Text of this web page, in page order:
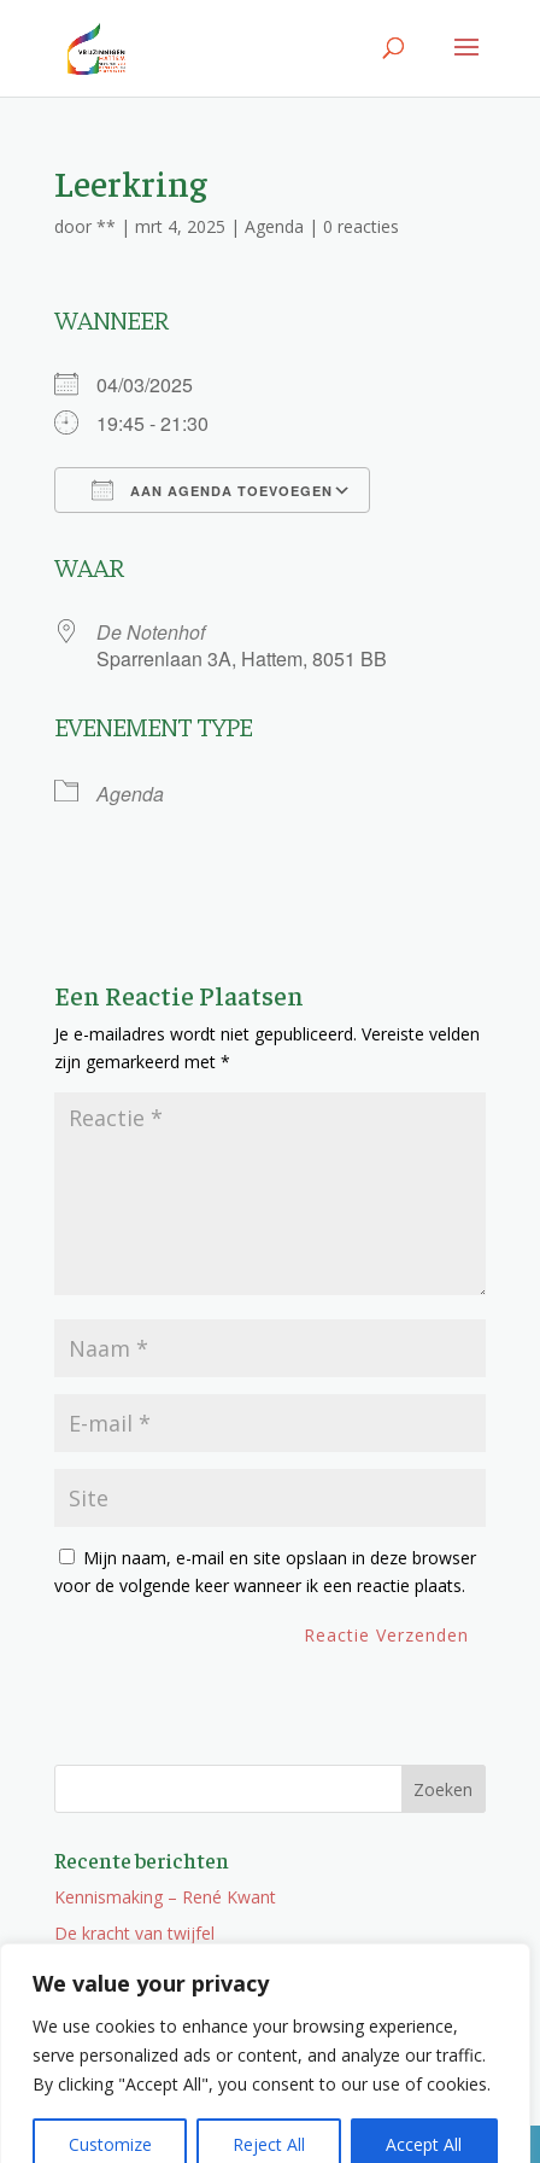
We value your privacy
We use cookies to enhance your browsing experience,
serve personalized ads or content, and analyze our traffic.
By clicking "Accept All", you consent to our use of cookies.
Customize Reject All Accept All
Leerkring
door ** | mrt 4, 2025 | Agenda | 0 reacties
WANNEER
04/03/2025
19:45 - 21:30
AAN AGENDA TOEVOEGEN
WAAR
De Notenhof
Sparrenlaan 3A, Hattem, 8051 BB
EVENEMENT TYPE
Agenda
Een Reactie Plaatsen
Je e-mailadres wordt niet gepubliceerd. Vereiste velden
zijn gemarkeerd met *
Mijn naam, e-mail en site opslaan in deze browser
voor de volgende keer wanneer ik een reactie plaats.
Recente berichten
Kennismaking – René Kwant
De kracht van twijfel
Onderweg
Wat je niet zocht maar wel vindt